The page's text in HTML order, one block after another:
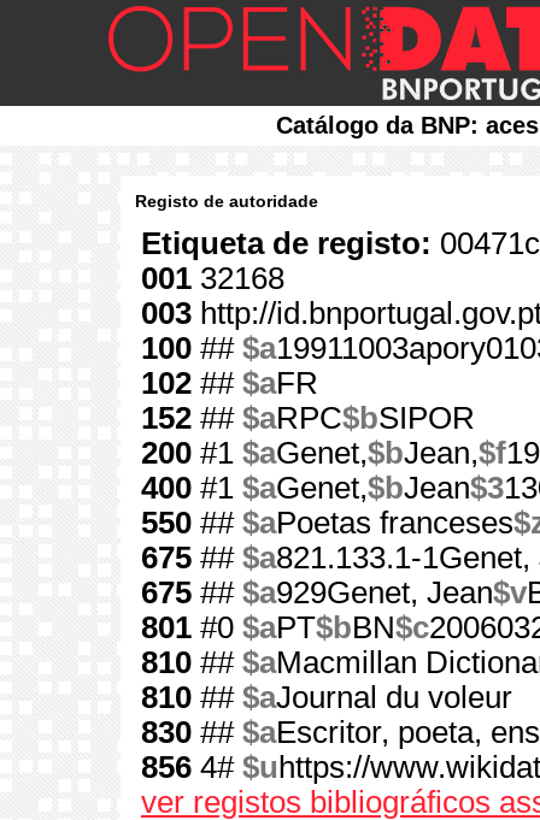
Catálogo da BNP:
Registo de autoridade
Etiqueta de registo:
001 32168
003 http://
100 ## $a
102 ## $aFR
152 ## $aRPC$bSIPOR
200 #1 $aGenet,$bJean,$f
400 #1 $aGenet,$bJean$3
550 ## $aPoetas franceses
675 ## $a821.133.1-1Genet,
675 ## $a929Genet, Jean$v
801 #0 $aPT$bBN$c
810 ## $aMacmillan
810 ## $aJournal du voleur
830 ## $aEscritor, poeta,
856 4# $u https://
ver registos bibliográficos